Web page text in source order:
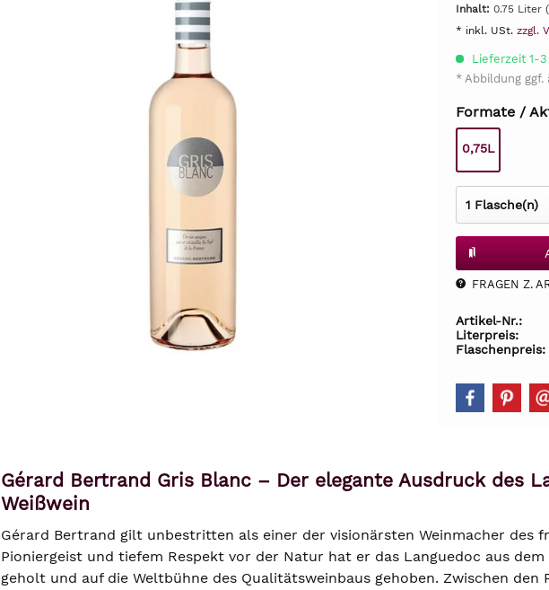
Inhalt: 0.75 Liter
* inkl. USt. zzgl.
Lieferzeit 1-
* Abbildung ggf.
Formate /
0,75L
FRAGEN Z.
Artikel-Nr.:
Literpreis:
Flaschenpreis:
Gérard Bertrand Gris Blanc – Der elegante Ausdruck des
Weißwein
Gérard Bertrand gilt unbestritten als einer der visionärsten Weinmacher des
Pioniergeist und tiefem Respekt vor der Natur hat er das Languedoc aus
geholt und auf die Weltbühne des Qualitätsweinbaus gehoben. Zwischen